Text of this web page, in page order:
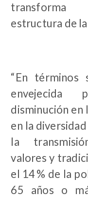
transforma
estructura de
“En términos
envejecida
disminución en
en la
la
valores y
el 14% de la
65 años o